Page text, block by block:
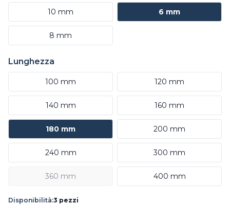
10 mm 6 mm
8 mm
Lunghezza
100 mm 120 mm
140 mm 160 mm
180 mm 200 mm
240 mm 300 mm
360 mm 400 mm
Disponibilità:3 pezzi